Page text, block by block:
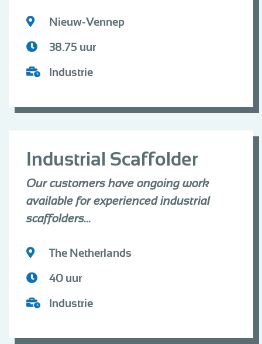
Nieuw-Vennep
38.75 uur
Industrie
Industrial Scaffolder
Our customers have ongoing work
available for experienced industrial
scaffolders...
The Netherlands
40 uur
Industrie